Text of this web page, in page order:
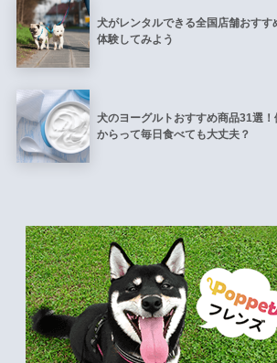
犬がレンタルできる全国店舗おすす
体験してみよう
犬のヨーグルトおすすめ商品31選
からって毎日食べても大丈夫？